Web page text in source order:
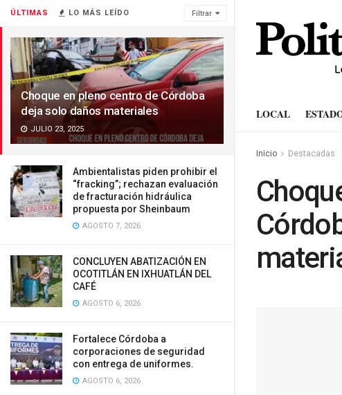
ÚLTIMAS LO MÁS LEÍDO Filtrar
Choque en pleno centro de Córdoba
deja solo daños materiales
JULIO 23, 2025
Ambientalistas piden prohibir el
“fracking”; rechazan evaluación
de fracturación hidráulica
propuesta por Sheinbaum
AGOSTO 7, 2026
CONCLUYEN ABATIZACIÓN EN
OCOTITLÁN EN IXHUATLÁN DEL
CAFÉ
AGOSTO 6, 2026
Fortalece Córdoba a
corporaciones de seguridad
con entrega de uniformes.
AGOSTO 6, 2026
LOCAL
Inicio Destacadas